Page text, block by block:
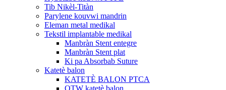
Tib Nikèl-Titàn
Parylene kouvwi mandrin
Eleman metal medikal
Tekstil implantable medikal
Manbràn Stent entegre
Manbràn Stent plat
Ki pa Absorbab Suture
Katetè balon
KATETÈ BALON PTCA
OTW katetè balon